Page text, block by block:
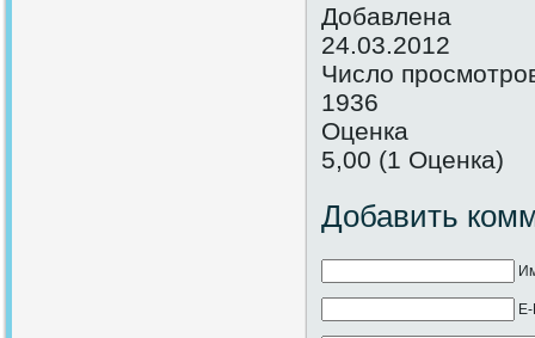
Добавлена
24.03.2012
Число
1936
Оценка
5,00 (1 Оценка)
Добавить